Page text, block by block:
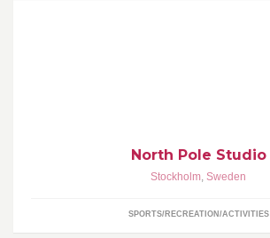
North Pole Studio
Stockholm, Sweden
SPORTS/RECREATION/ACTIVITIES